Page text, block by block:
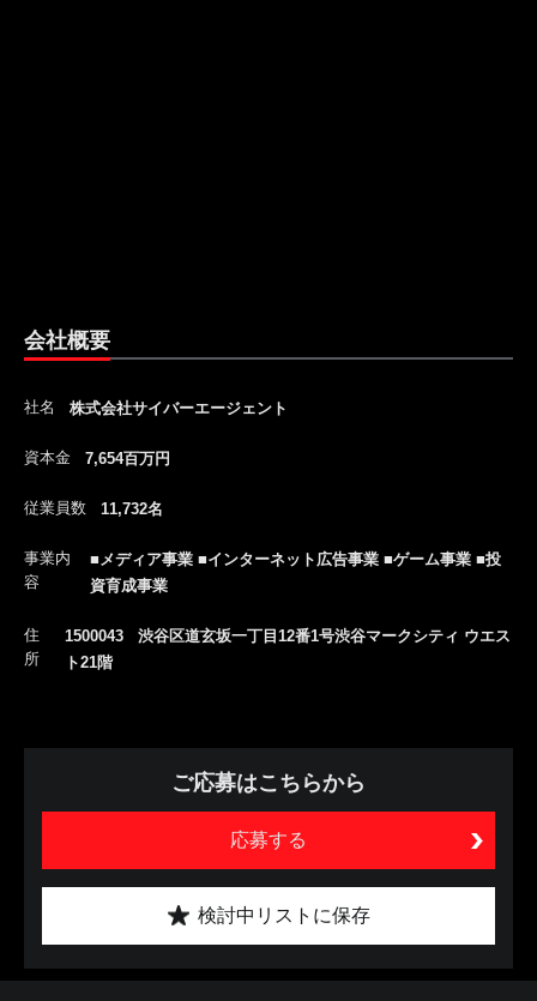
会社概要
社名 株式会社サイバーエージェント
資本金 7,654百万円
従業員数 11,732名
事業内
容
■メディア事業 ■インターネット広告事業 ■ゲーム事業 ■投
資育成事業
住
所
1500043 渋谷区道玄坂一丁目12番1号渋谷マークシティ ウエス
ト21階
ご応募はこちらから
応募する
検討中リストに保存